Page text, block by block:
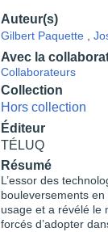
Auteur(s)
Gilbert Paquette
Avec la
Collaborateurs
Collection
Hors collection
Éditeur
TÉLUQ
Résumé
L’essor des
bouleversements
usage et a révélé le
forcés d’adopter